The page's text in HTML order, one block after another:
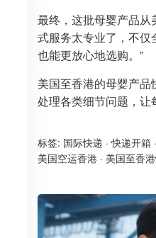
最终，这批母婴产品从
式服务太专业了，不
也能更放心地选购。”
美国至香港的母婴产
处理各类细节问题，让
标签: 国际快递 ·快递开箱
美国空运香港 · 美国至香